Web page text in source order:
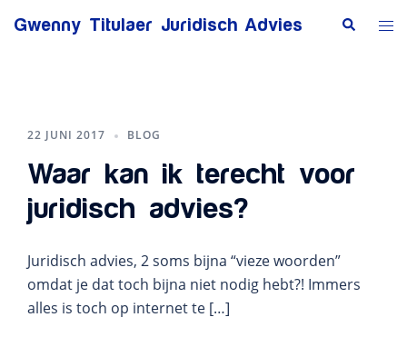
naarGwenny Titulaer Juridisch Advies Zoeken
22 JUNI 2017 BLOG
Waar kan ik terecht voor
juridisch advies?
Juridisch advies, 2 soms bijna “vieze woorden”
omdat je dat toch bijna niet nodig hebt?! Immers
alles is toch op internet te […]